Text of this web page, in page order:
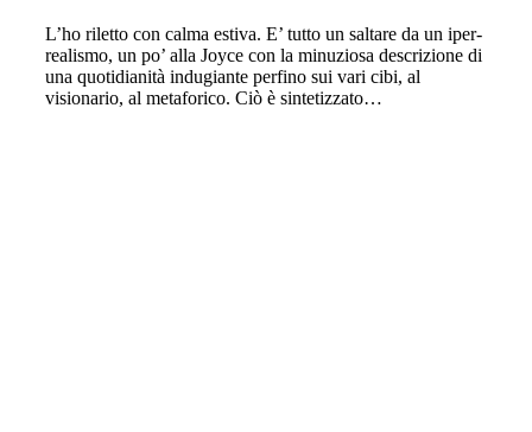
L’ho riletto con calma estiva. E’ tutto un saltare da un iper-
realismo, un po’ alla Joyce con la minuziosa descrizione di
una quotidianità indugiante perfino sui vari cibi, al
visionario, al metaforico. Ciò è sintetizzato…